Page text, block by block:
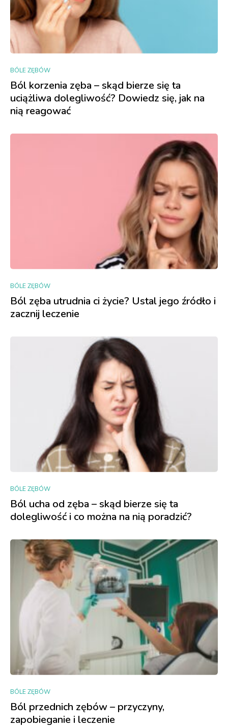
BÓLE ZĘBÓW
Ból korzenia zęba – skąd bierze się ta
uciążliwa dolegliwość? Dowiedz się, jak na
nią reagować
BÓLE ZĘBÓW
Ból zęba utrudnia ci życie? Ustal jego źródło i
zacznij leczenie
BÓLE ZĘBÓW
Ból ucha od zęba – skąd bierze się ta
dolegliwość i co można na nią poradzić?
BÓLE ZĘBÓW
Ból przednich zębów – przyczyny,
zapobieganie i leczenie